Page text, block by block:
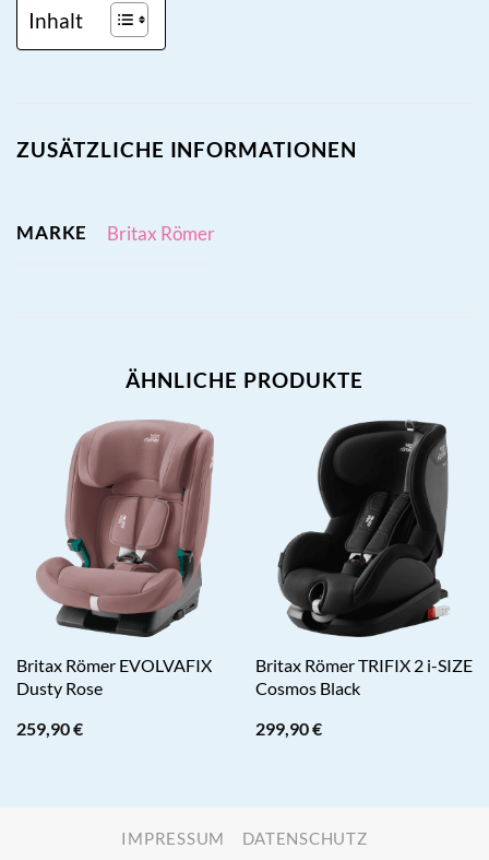
Inhalt
ZUSÄTZLICHE INFORMATIONEN
MARKE Britax Römer
ÄHNLICHE PRODUKTE
Britax Römer EVOLVAFIX
Dusty Rose
259,90€
Britax Römer TRIFIX 2 i-SIZE
Cosmos Black
299,90€
IMPRESSUM DATENSCHUTZ